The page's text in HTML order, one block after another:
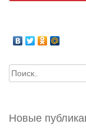
Найти:
Новые